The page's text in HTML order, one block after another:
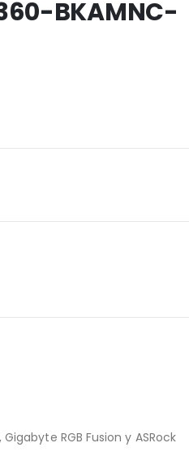
BKAMNC-
RGB Fusion y ASRock